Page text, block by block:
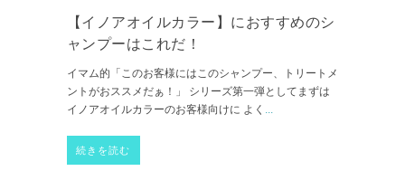
【イノアオイルカラー】におすすめのシ
ャンプーはこれだ！
イマム的「このお客様にはこのシャンプー、トリートメ
ントがおススメだぁ！」 シリーズ第一弾としてまずは
イノアオイルカラーのお客様向けに よく ...
続きを読む